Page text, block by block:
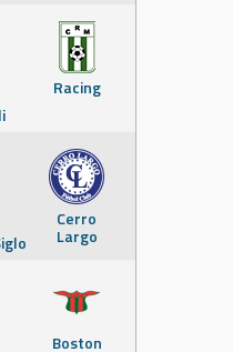
Racing
Cerro
Largo
Boston